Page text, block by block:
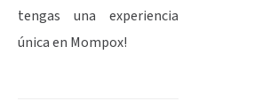
tengas una experiencia
única en Mompox!